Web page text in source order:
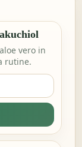
vero in
rutine.